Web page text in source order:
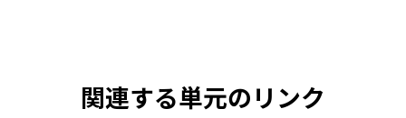
関連する単元のリンク